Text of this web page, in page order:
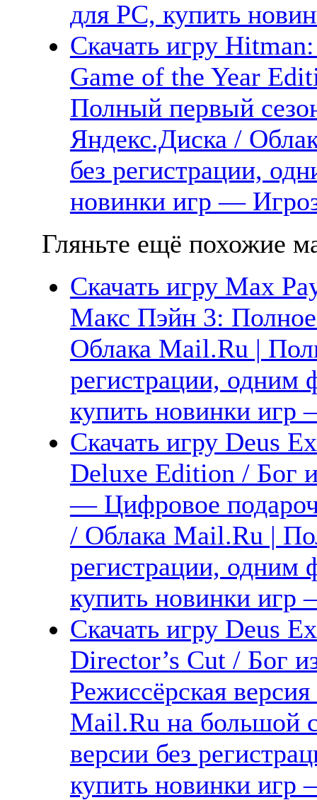
для PC, купить
Скачать игру
Game of the Year
Полный первый
Яндекс.Диска /
без регистрации,
новинки игр —
Гляньте ещё похожие
Скачать игру Max
Макс Пэйн 3:
Облака Mail.Ru |
регистрации, одним
купить новинки
Скачать игру Deus
Deluxe Edition / Бог
— Цифровое
/ Облака Mail.Ru |
регистрации, одним
купить новинки игр
Скачать игру Deus
Director’s Cut / Бог
Режиссёрская
Mail.Ru на большой
версии без
купить новинки игр